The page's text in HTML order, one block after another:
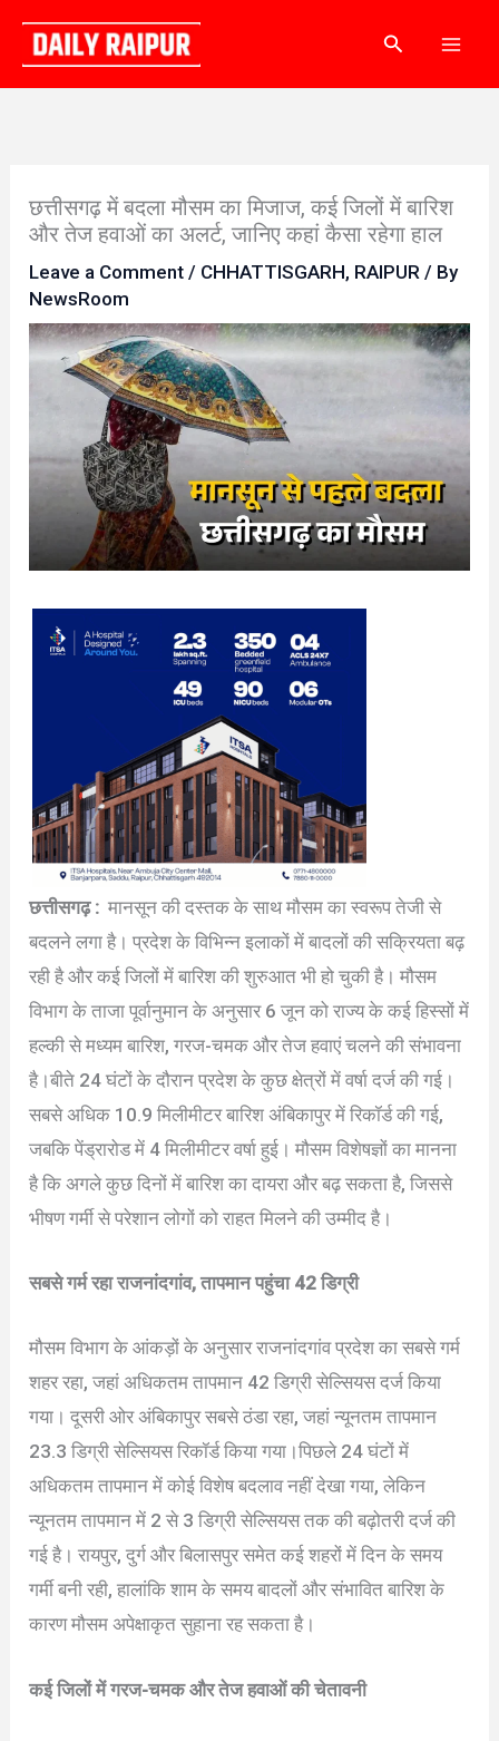
content
Search
छत्तीसगढ़ में बदला मौसम का मिजाज, कई जिलों में बारिश
और तेज हवाओं का अलर्ट, जानिए कहां कैसा रहेगा हाल
Leave a Comment / CHHATTISGARH, RAIPUR / By
NewsRoom
छत्तीसगढ़ :मानसून की दस्तक के साथ मौसम का स्वरूप तेजी से
बदलने लगा है। प्रदेश के विभिन्न इलाकों में बादलों की सक्रियता बढ़
रही है और कई जिलों में बारिश की शुरुआत भी हो चुकी है। मौसम
विभाग के ताजा पूर्वानुमान के अनुसार 6 जून को राज्य के कई हिस्सों में
हल्की से मध्यम बारिश, गरज-चमक और तेज हवाएं चलने की संभावना
है।बीते 24 घंटों के दौरान प्रदेश के कुछ क्षेत्रों में वर्षा दर्ज की गई।
सबसे अधिक 10.9 मिलीमीटर बारिश अंबिकापुर में रिकॉर्ड की गई,
जबकि पेंड्रारोड में 4 मिलीमीटर वर्षा हुई। मौसम विशेषज्ञों का मानना
है कि अगले कुछ दिनों में बारिश का दायरा और बढ़ सकता है, जिससे
भीषण गर्मी से परेशान लोगों को राहत मिलने की उम्मीद है।
सबसे गर्म रहा राजनांदगांव, तापमान पहुंचा 42 डिग्री
मौसम विभाग के आंकड़ों के अनुसार राजनांदगांव प्रदेश का सबसे गर्म
शहर रहा, जहां अधिकतम तापमान 42 डिग्री सेल्सियस दर्ज किया
गया। दूसरी ओर अंबिकापुर सबसे ठंडा रहा, जहां न्यूनतम तापमान
23.3 डिग्री सेल्सियस रिकॉर्ड किया गया।पिछले 24 घंटों में
अधिकतम तापमान में कोई विशेष बदलाव नहीं देखा गया, लेकिन
न्यूनतम तापमान में 2 से 3 डिग्री सेल्सियस तक की बढ़ोतरी दर्ज की
गई है। रायपुर, दुर्ग और बिलासपुर समेत कई शहरों में दिन के समय
गर्मी बनी रही, हालांकि शाम के समय बादलों और संभावित बारिश के
कारण मौसम अपेक्षाकृत सुहाना रह सकता है।
कई जिलों में गरज-चमक और तेज हवाओं की चेतावनी